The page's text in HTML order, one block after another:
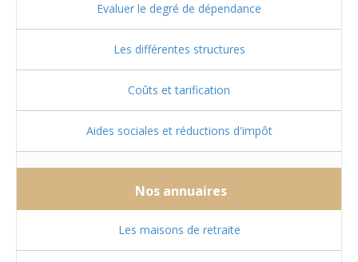
Evaluer le degré de dépendance
Les différentes structures
Coûts et tarification
Aides sociales et réductions d'impôt
Nos annuaires
Les maisons de retraite